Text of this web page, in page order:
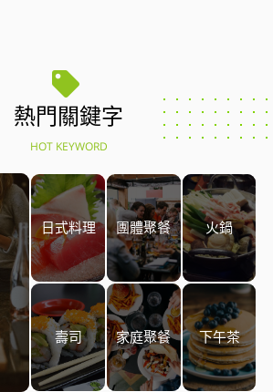
熱門關鍵字
HOT KEYWORD
日式料理 團體聚餐 火鍋
壽司 家庭聚餐 下午茶